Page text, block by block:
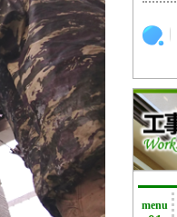
menu